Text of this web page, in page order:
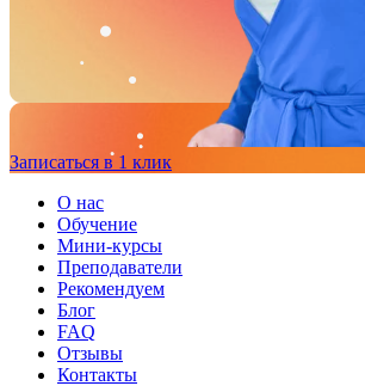
Записаться в 1 клик
О нас
Обучение
Мини-курсы
Преподаватели
Рекомендуем
Блог
FAQ
Отзывы
Контакты